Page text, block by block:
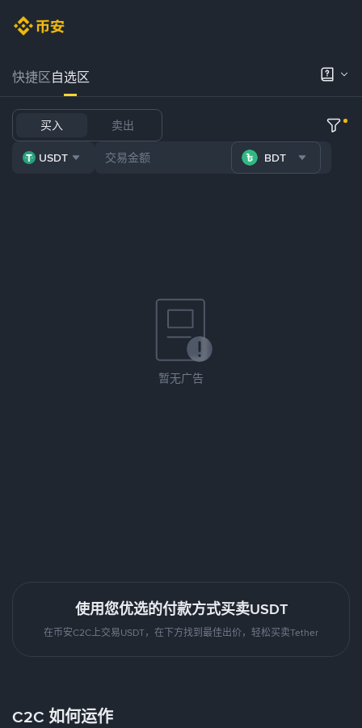
快捷区自选区
买入 卖出
USDT BDT
暂无广告
使用您优选的付款方式买卖USDT
在币安C2C上交易USDT，在下方找到最佳出价，轻松买卖Tether
C2C 如何运作